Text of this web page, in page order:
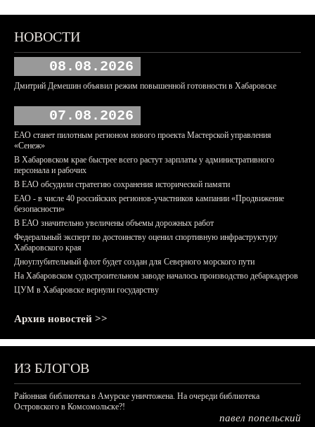
НОВОСТИ
08.08.2026
Дмитрий Демешин объявил режим повышенной готовности в Хабаровске
07.08.2026
ЕАО станет пилотным регионом нового проекта Мастерской управления
«Сенеж»
В Хабаровском крае быстрее всего растут зарплаты у административного
персонала и рабочих
В ЕАО обсудили стратегию сохранения исторической памяти
ЕАО - в числе 40 российских регионов-участников кампании «Продвижение
безопасности»
В ЕАО значительно увеличены объемы дорожных работ
Федеральный эксперт по достоинству оценил спортивную инфраструктуру
Хабаровского края
Дноуглубительный флот будет создан для Северного морского пути
На Хабаровском судостроительном заводе началось производство дебаркадеров
ЦУМ в Хабаровске вернули государству
Архив новостей >>
ИЗ БЛОГОВ
Районная библиотека в Амурске уничтожена. На очереди библиотека
Островского в Комсомольске?!
павел попельский